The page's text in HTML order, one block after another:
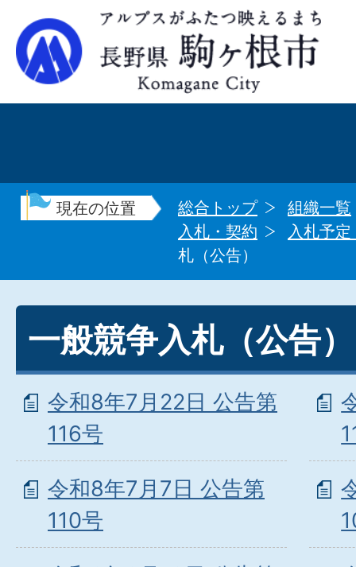
現在の位置 総合トップ
組織一覧
入札・契約
入札予
札（公告）
一般競争入札（公告）
令和8年7月22日 公告第
116号
令和8年7月7日 公告第
110号